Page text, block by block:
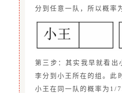
分到任意一队，所以概率
第三步：其实我早就看出
李分到小王所在的组。此
小王在同一队的概率为1/7